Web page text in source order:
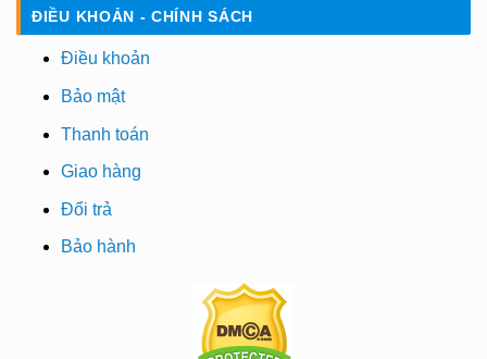
ĐIỀU KHOẢN - CHÍNH SÁCH
Điều khoản
Bảo mật
Thanh toán
Giao hàng
Đổi trả
Bảo hành